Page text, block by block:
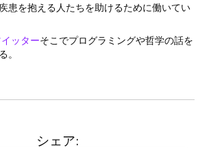
患を抱える人たちを助けるために働いてい
イッターそこでプログラミングや哲学の話を
。
シェア: